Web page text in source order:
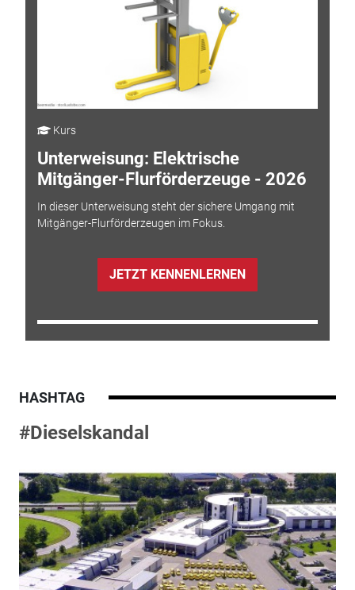
Kurs
Unterweisung: Elektrische
Mitgänger-Flurförderzeuge - 2026
In dieser Unterweisung steht der sichere Umgang mit
Mitgänger-Flurförderzeugen im Fokus.
JETZT KENNENLERNEN
HASHTAG
#Dieselskandal